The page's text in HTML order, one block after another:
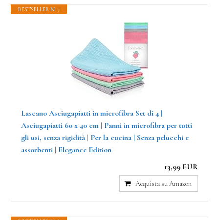
BESTSELLER N. 7
Lascano Asciugapiatti in microfibra Set di 4 |
Asciugapiatti 60 x 40 cm | Panni in microfibra per tutti
gli usi, senza rigidità | Per la cucina | Senza pelucchi e
assorbenti | Elegance Edition
13,99 EUR
Acquista su Amazon